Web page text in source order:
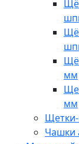
мм
мм
Чашки